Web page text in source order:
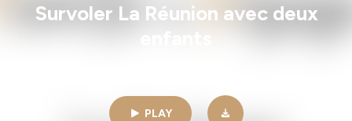
Survoler La Réunion avec deux
enfants
PLAY